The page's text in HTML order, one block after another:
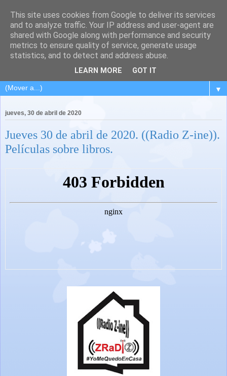
▼
jueves, 30 de abril de 2020
Jueves 30 de abril de 2020. ((Radio Z-ine)).
Películas sobre libros.
This site uses cookies from Google to deliver its services
and to analyze traffic. Your IP address and user-agent are
shared with Google along with performance and security
metrics to ensure quality of service, generate usage
statistics, and to detect and address abuse.
LEARN MORE GOT IT